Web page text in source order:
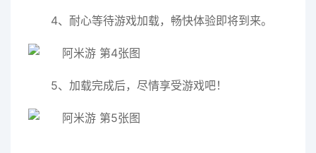
4、耐心等待游戏加载，畅快体验即将到来。
5、加载完成后，尽情享受游戏吧！